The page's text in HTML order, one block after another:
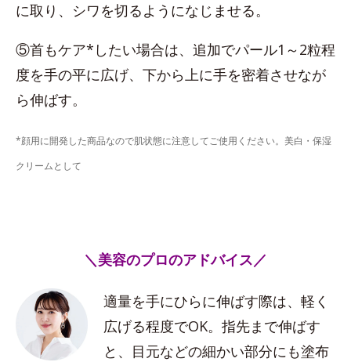
に取り、シワを切るようになじませる。
⑤首もケア*したい場合は、追加でパール1～2粒程
度を手の平に広げ、下から上に手を密着させなが
ら伸ばす。
*顔用に開発した商品なので肌状態に注意してご使用ください。美白・保湿
クリームとして
＼美容のプロのアドバイス／
適量を手にひらに伸ばす際は、軽く
広げる程度でOK。指先まで伸ばす
と、目元などの細かい部分にも塗布